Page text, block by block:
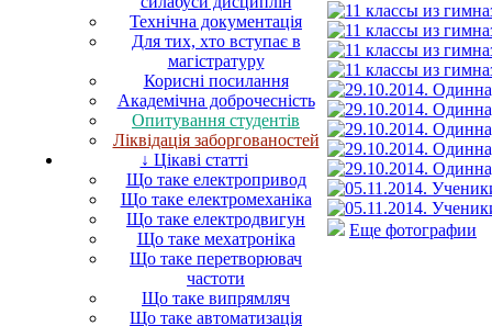
Технічна документація
Для тих, хто вступає в
магістратуру
Корисні посилання
Академічна доброчесність
Опитування студентів
Ліквідація заборгованостей
↓ Цікаві статті
Що таке електропривод
Що таке електромеханіка
Що таке електродвигун
Що таке мехатроніка
Що таке перетворювач
частоти
Що таке випрямляч
Що таке автоматизація
Еще фотографии